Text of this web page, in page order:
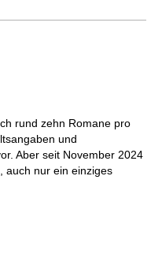
rund zehn Romane pro
und
Aber seit November 2024
auch nur ein einziges